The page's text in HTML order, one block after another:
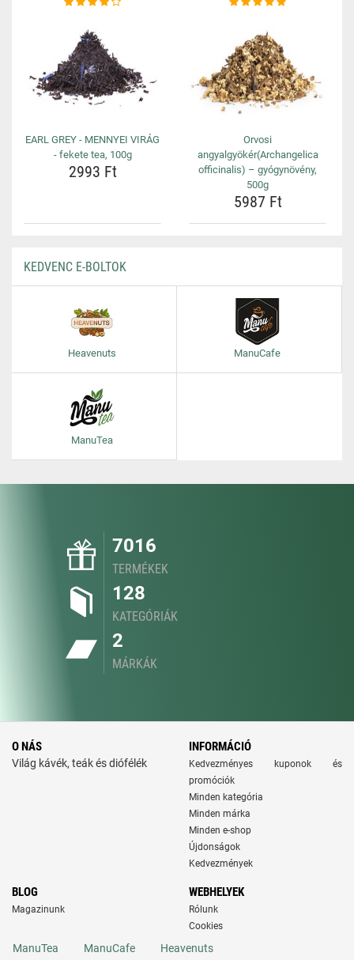
EARL GREY - MENNYEI VIRÁG
- fekete tea, 100g
2993 Ft
Orvosi
angyalgyökér(Archangelica
officinalis) – gyógynövény,
500g
5987 Ft
KEDVENC E-BOLTOK
Heavenuts ManuCafe
ManuTea
7016
TERMÉKEK
128
KATEGÓRIÁK
2
MÁRKÁK
O NÁS
Világ kávék, teák és diófélék
INFORMÁCIÓ
Kedvezményes kuponok és
promóciók
Minden kategória
Minden márka
Minden e-shop
Újdonságok
Kedvezmények
BLOG
Magazinunk
WEBHELYEK
Rólunk
Cookies
ManuTea ManuCafe Heavenuts